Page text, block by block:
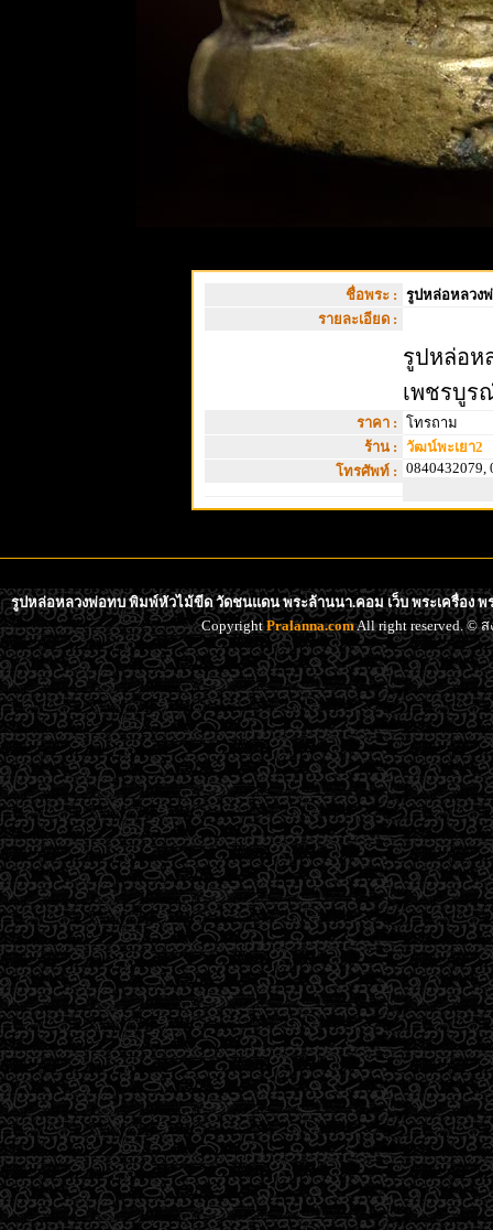
ชื่อพระ : รูปหล่อหลวง
รายละเอียด :
รูปหล่อห
เพชรบูร
ราคา : โทรถาม
ร้าน : วัฒน์พะเยา2
โทรศัพท์ : 0840432079,
รูปหล่อหลวงพ่อทบ พิมพ์หัวไม้ขีด วัดชนแดน พระล้านนา.คอม เว็บ พระเครื่อง
CopyrightPralanna.comAll right reserved. ©